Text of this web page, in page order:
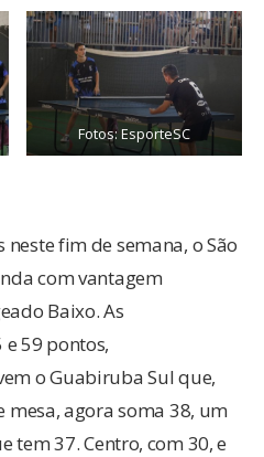
Fotos: EsporteSC
fim de semana, o São
com vantagem
Baixo. As
59 pontos,
o Guabiruba Sul que,
mesa, agora soma 38, um
tem 37. Centro, com 30, e